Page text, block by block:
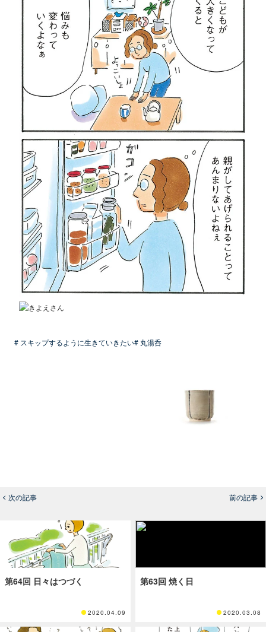
# スキップするように生きていきたい# 丸湯呑
次の記事 前の記事
第64回 日々はつづく
2020.04.09
第63回 焼く日
2020.03.08